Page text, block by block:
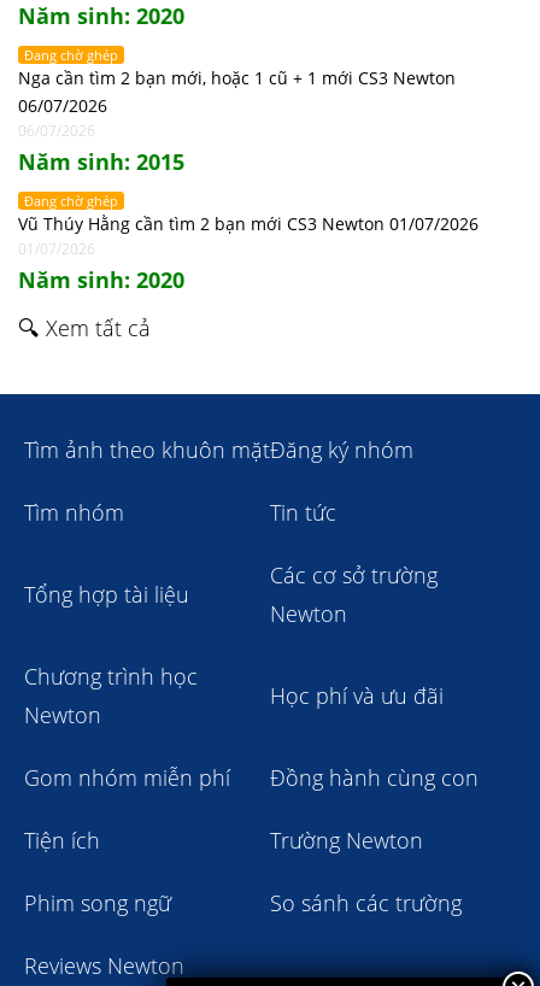
Năm sinh: 2020
Đang chờ ghép
Nga cần tìm 2 bạn mới, hoặc 1 cũ + 1 mới CS3 Newton
06/07/2026
06/07/2026
Năm sinh: 2015
Đang chờ ghép
Vũ Thúy Hằng cần tìm 2 bạn mới CS3 Newton 01/07/2026
01/07/2026
Năm sinh: 2020
🔍 Xem tất cả
Tìm ảnh theo khuôn mặtĐăng ký nhóm
Tìm nhóm Tin tức
Tổng hợp tài liệu
Các cơ sở trường
Newton
Chương trình học
Newton
Học phí và ưu đãi
Gom nhóm miễn phí Đồng hành cùng con
Tiện ích Trường Newton
Phim song ngữ So sánh các trường
Reviews Newton